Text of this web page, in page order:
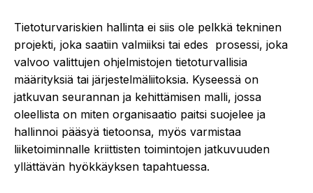
Tietoturvariskien hallinta ei siis ole pelkkä tekninen
projekti, joka saatiin valmiiksi tai edes prosessi, joka
valvoo valittujen ohjelmistojen tietoturvallisia
määrityksiä tai järjestelmäliitoksia. Kyseessä on
jatkuvan seurannan ja kehittämisen malli, jossa
oleellista on miten organisaatio paitsi suojelee ja
hallinnoi pääsyä tietoonsa, myös varmistaa
liiketoiminnalle kriittisten toimintojen jatkuvuuden
yllättävän hyökkäyksen tapahtuessa.